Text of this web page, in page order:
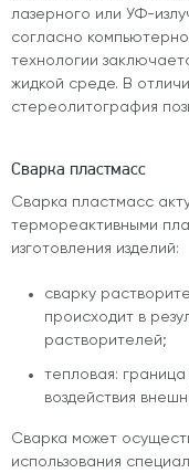
лазерного или УФ-
согласно
технологии
жидкой среде. В
стереолитография
Сварка пластмасс
Сварка пластмасс
термореактивными
изготовления изделий:
сварку
происходит в
растворителей;
тепловая:
воздействия
Сварка может
использования